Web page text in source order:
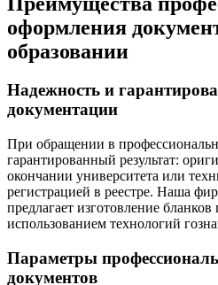
оформления
образовании
Надежность и
документации
При обращении в
гарантированный результат:
окончании университета или
регистрацией в реестре. Наша
предлагает изготовление бланков
использованием технологий
Параметры
документов